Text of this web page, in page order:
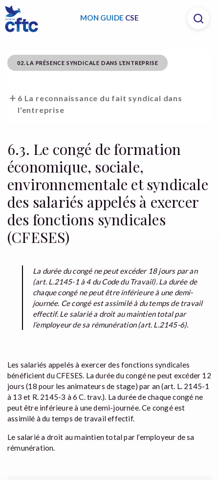
MON GUIDE CSE
02. LA PRÉSENCE SYNDICALE DANS L’ENTREPRISE
6 La reconnaissance du fait syndical dans
l'entreprise
6.3. Le congé de formation
économique, sociale,
environnementale et syndicale
des salariés appelés à exercer
des fonctions syndicales
(CFESES)
La durée du congé ne peut excéder 18 jours par an
(art. L.2145-1 à 4 du Code du Travail). La durée de
chaque congé ne peut être inférieure à une demi-
journée. Ce congé est assimilé à du temps de travail
effectif. Le salarié a droit au maintien total par
l’employeur de sa rémunération (art. L.2145-6).
Les salariés appelés à exercer des fonctions syndicales
bénéficient du CFESES. La durée du congé ne peut excéder 12
jours (18 pour les animateurs de stage) par an (art. L. 2145-1
à 13 et R. 2145-3 à 6 C. trav.). La durée de chaque congé ne
peut être inférieure à une demi-journée. Ce congé est
assimilé à du temps de travail effectif.
Le salarié a droit au maintien total par l’employeur de sa
rémunération.